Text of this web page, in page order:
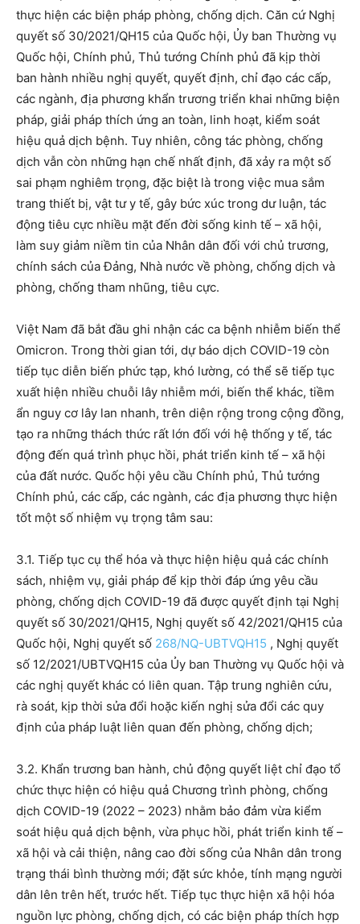
thực hiện các biện pháp phòng, chống dịch. Căn cứ Nghị
quyết số 30/2021/QH15 của Quốc hội, Ủy ban Thường vụ
Quốc hội, Chính phủ, Thủ tướng Chính phủ đã kịp thời
ban hành nhiều nghị quyết, quyết định, chỉ đạo các cấp,
các ngành, địa phương khẩn trương triển khai những biện
pháp, giải pháp thích ứng an toàn, linh hoạt, kiểm soát
hiệu quả dịch bệnh. Tuy nhiên, công tác phòng, chống
dịch vẫn còn những hạn chế nhất định, đã xảy ra một số
sai phạm nghiêm trọng, đặc biệt là trong việc mua sắm
trang thiết bị, vật tư y tế, gây bức xúc trong dư luận, tác
động tiêu cực nhiều mặt đến đời sống kinh tế – xã hội,
làm suy giảm niềm tin của Nhân dân đối với chủ trương,
chính sách của Đảng, Nhà nước về phòng, chống dịch và
phòng, chống tham nhũng, tiêu cực.
Việt Nam đã bắt đầu ghi nhận các ca bệnh nhiễm biến thể
Omicron. Trong thời gian tới, dự báo dịch COVID-19 còn
tiếp tục diễn biến phức tạp, khó lường, có thể sẽ tiếp tục
xuất hiện nhiều chuỗi lây nhiễm mới, biến thể khác, tiềm
ẩn nguy cơ lây lan nhanh, trên diện rộng trong cộng đồng,
tạo ra những thách thức rất lớn đối với hệ thống y tế, tác
động đến quá trình phục hồi, phát triển kinh tế – xã hội
của đất nước. Quốc hội yêu cầu Chính phủ, Thủ tướng
Chính phủ, các cấp, các ngành, các địa phương thực hiện
tốt một số nhiệm vụ trọng tâm sau:
3.1. Tiếp tục cụ thể hóa và thực hiện hiệu quả các chính
sách, nhiệm vụ, giải pháp để kịp thời đáp ứng yêu cầu
phòng, chống dịch COVID-19 đã được quyết định tại Nghị
quyết số 30/2021/QH15, Nghị quyết số 42/2021/QH15 của
Quốc hội, Nghị quyết số 268/NQ-UBTVQH15 , Nghị quyết
số 12/2021/UBTVQH15 của Ủy ban Thường vụ Quốc hội và
các nghị quyết khác có liên quan. Tập trung nghiên cứu,
rà soát, kịp thời sửa đổi hoặc kiến nghị sửa đổi các quy
định của pháp luật liên quan đến phòng, chống dịch;
3.2. Khẩn trương ban hành, chủ động quyết liệt chỉ đạo tổ
chức thực hiện có hiệu quả Chương trình phòng, chống
dịch COVID-19 (2022 – 2023) nhằm bảo đảm vừa kiểm
soát hiệu quả dịch bệnh, vừa phục hồi, phát triển kinh tế –
xã hội và cải thiện, nâng cao đời sống của Nhân dân trong
trạng thái bình thường mới; đặt sức khỏe, tính mạng người
dân lên trên hết, trước hết. Tiếp tục thực hiện xã hội hóa
nguồn lực phòng, chống dịch, có các biện pháp thích hợp